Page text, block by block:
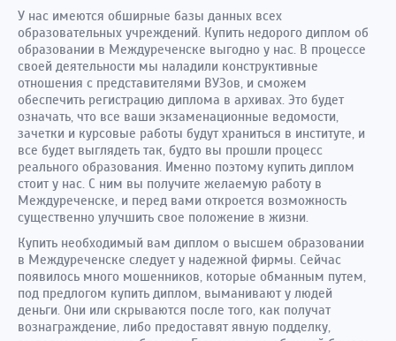
У нас имеются обширные базы данных всех
образовательных учреждений. Купить недорого диплом об
образовании в Междуреченске выгодно у нас. В процессе
своей деятельности мы наладили конструктивные
отношения с представителями ВУЗов, и сможем
обеспечить регистрацию диплома в архивах. Это будет
означать, что все ваши экзаменационные ведомости,
зачетки и курсовые работы будут храниться в институте, и
все будет выглядеть так, будто вы прошли процесс
реального образования. Именно поэтому купить диплом
стоит у нас. С ним вы получите желаемую работу в
Междуреченске, и перед вами откроется возможность
существенно улучшить свое положение в жизни.
Купить необходимый вам диплом о высшем образовании
в Междуреченске следует у надежной фирмы. Сейчас
появилось много мошенников, которые обманным путем,
под предлогом купить диплом, выманивают у людей
деньги. Они или скрываются после того, как получат
вознаграждение, либо предоставят явную подделку,